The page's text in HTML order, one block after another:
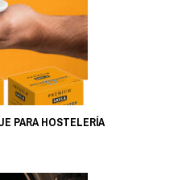
PARA HOSTELERÍA